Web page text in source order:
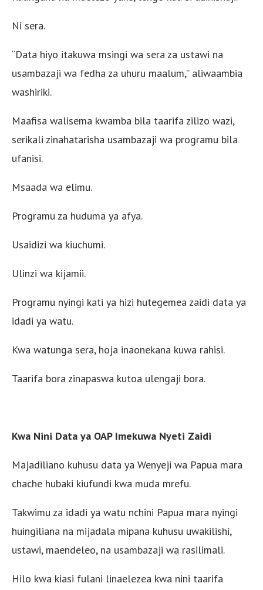
Ni sera.
“Data hiyo itakuwa msingi wa sera za ustawi na
usambazaji wa fedha za uhuru maalum,” aliwaambia
washiriki.
Maafisa walisema kwamba bila taarifa zilizo wazi,
serikali zinahatarisha usambazaji wa programu bila
ufanisi.
Msaada wa elimu.
Programu za huduma ya afya.
Usaidizi wa kiuchumi.
Ulinzi wa kijamii.
Programu nyingi kati ya hizi hutegemea zaidi data ya
idadi ya watu.
Kwa watunga sera, hoja inaonekana kuwa rahisi.
Taarifa bora zinapaswa kutoa ulengaji bora.
Kwa Nini Data ya OAP Imekuwa Nyeti Zaidi
Majadiliano kuhusu data ya Wenyeji wa Papua mara
chache hubaki kiufundi kwa muda mrefu.
Takwimu za idadi ya watu nchini Papua mara nyingi
huingiliana na mijadala mipana kuhusu uwakilishi,
ustawi, maendeleo, na usambazaji wa rasilimali.
Hilo kwa kiasi fulani linaelezea kwa nini taarifa